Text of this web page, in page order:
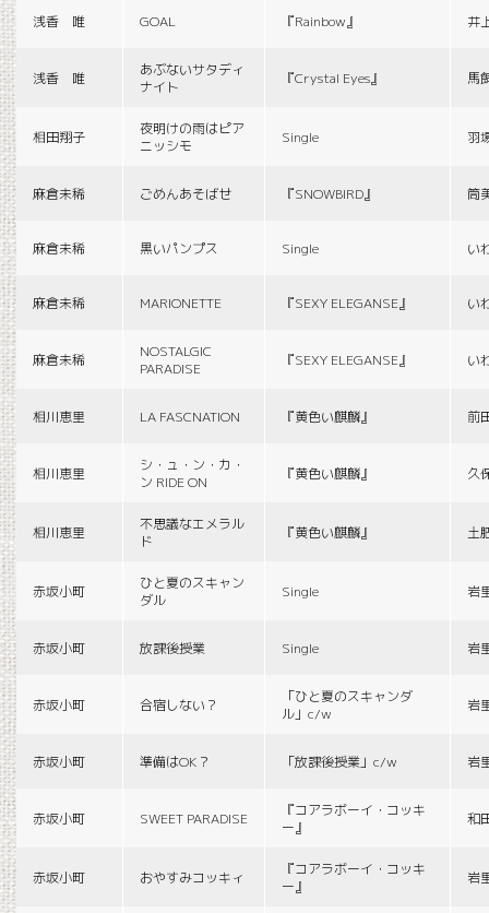
浅香 唯 GOAL 『Rainbow』 井
浅香 唯
あぶないサタディ
ナイト
『Crystal Eyes』 馬
相田翔子
夜明けの雨はピア
ニッシモ
Single 羽
麻倉未稀 ごめんあそばせ 『SNOWBIRD』 筒
麻倉未稀 黒いパンプス Single い
麻倉未稀 MARIONETTE 『SEXY ELEGANSE』 い
麻倉未稀
NOSTALGIC
PARADISE
『SEXY ELEGANSE』 い
相川恵里 LA FASCNATION 『黄色い麒麟』 前
相川恵里
シ・ュ・ン・カ・
ン RIDE ON
『黄色い麒麟』 久
相川恵里
不思議なエメラル
ド
『黄色い麒麟』 土
赤坂小町
ひと夏のスキャン
ダル
Single 岩
赤坂小町 放課後授業 Single 岩
赤坂小町 合宿しない？
「ひと夏のスキャンダ
ル」c/w
岩
赤坂小町 準備はOK？ 「放課後授業」c/w 岩
赤坂小町 SWEET PARADISE
『コアラボーイ・コッキ
ー』
和
赤坂小町 おやすみコッキィ
『コアラボーイ・コッキ
ー』
岩